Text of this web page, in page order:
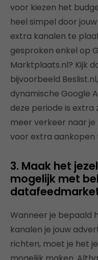
voor kiezen het
heel simpel door
extra kanalen te
gesproken enkel op
Marktplaats.nl? Kijk
bijvoorbeeld
dynamische Google
deze periode is
meer verkeer naar
voor extra aankopen
3. Maak het
mogelijk met
Wanneer je bepaald
kanalen je jouw
richten, moet je het